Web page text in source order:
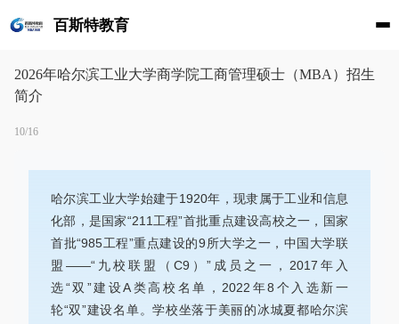
百斯特教育
2026年哈尔滨工业大学商学院工商管理硕士（MBA）招生
简介
10/16
哈尔滨工业大学始建于1920年，现隶属于工业和信息
化部，是国家“211工程”首批重点建设高校之一，国家
首批“985工程”重点建设的9所大学之一，中国大学联
盟——“九校联盟（C9）”成员之一，2017年入
选“双”建设A类高校名单，2022年8个入选新一
轮“双”建设名单。学校坐落于美丽的冰城夏都哈尔滨